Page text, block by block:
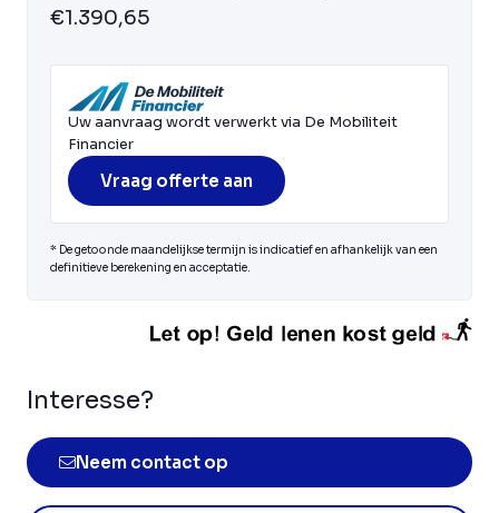
€1.390,65
Uw aanvraag wordt verwerkt via De Mobiliteit
Financier
Vraag offerte aan
* De getoonde maandelijkse termijn is indicatief en afhankelijk van een
definitieve berekening en acceptatie.
Interesse?
Neem contact op